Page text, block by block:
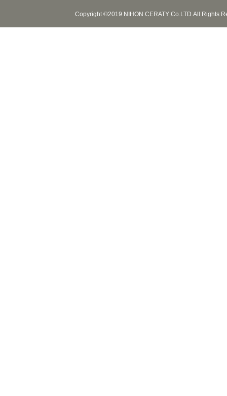
Copyright ©2019 NIHON CERATY Co.LTD.All Rights